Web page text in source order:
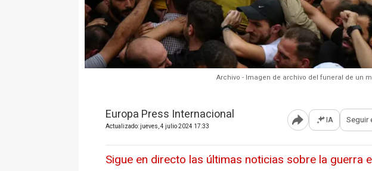
Archivo - Imagen de archivo del funeral de un
Europa Press Internacional
Actualizado: jueves, 4 julio 2024 17:33 Abrir opciones
IA Seguir
Sigue en directo las últimas noticias sobre la guerra